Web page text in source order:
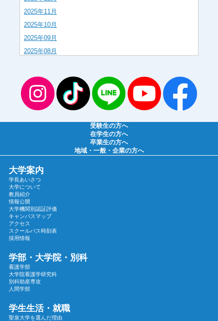
2025年11月
2025年10月
2025年09月
2025年08月
2025年06月
2025年05月
2025年04月
2024年12月
2024年11月
2024年10月
2024年09月
2024年08月
2024年07月
2024年06月
2024年04月
2024年03月
2024年02月
2023年12月
受験生の方へ
在学生の方へ
卒業生の方へ
地域・一般・企業の方へ
大学案内
学長あいさつ
大学について
教員紹介
情報公開
大学機関別認証評価
キャンパスマップ
アクセス
スクールバス時刻表
採用情報
学部・大学院・別科
看護学部
大学院看護学研究科
別科助産専攻
人間学部
学生生活・就職
聖泉大学を選んだ理由